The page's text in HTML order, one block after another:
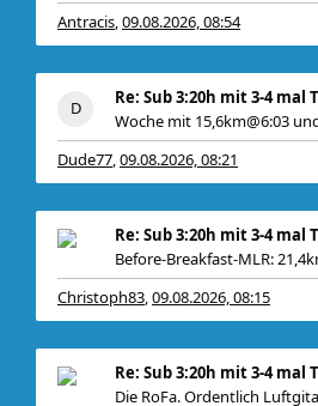
Be
Antracis,09.08.2026, 08:54
Dude77,09.08.2026, 08:21
Christoph83,09.08.2026, 08:15
Die RoFa. Ordentlich